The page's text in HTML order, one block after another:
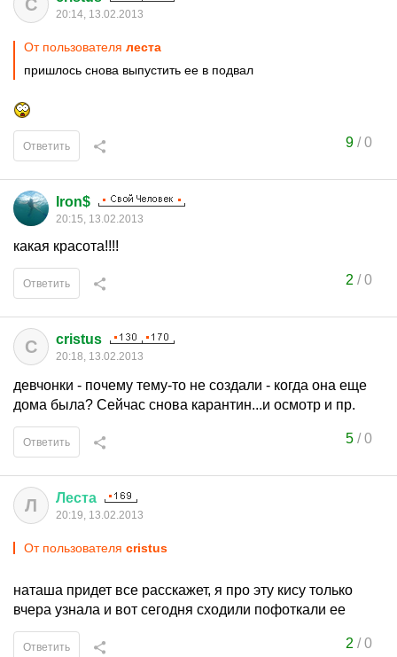
C 20:14, 13.02.2013
От пользователя леста
пришлось снова выпустить ее в подвал
9/0
Ответить
Iron$
20:15, 13.02.2013
какая красота!!!!
2 /0
Ответить
C cristus
20:18, 13.02.2013
девчонки - почему тему-то не создали - когда она еще
дома была? Сейчас снова карантин...и осмотр и пр.
5/0
Ответить
Л Леста
20:19, 13.02.2013
От пользователя cristus
наташа придет все расскажет, я про эту кису только
вчера узнала и вот сегодня сходили пофоткали ее
2 /0
Ответить